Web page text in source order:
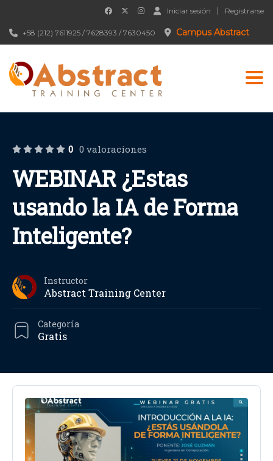
Iniciar sesión Registrarse
Campus Abstract
+58 (212) 7611925 / 7628393 / 7630450
0 0 valoraciones
WEBINAR ¿Estas
usando la IA de Forma
Inteligente?
Instructor
Abstract Training Center
Categoría
Gratis